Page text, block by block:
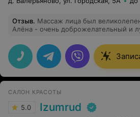
Отзыв. Массаж лица был
Алёна - очень доброжелательный и лучезарный
САЛОН КРАСОТЫ
5.0 Izumrud